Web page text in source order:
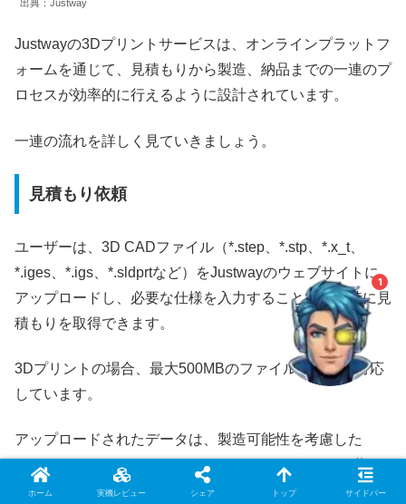
出典：Justway
Justwayの3Dプリントサービスは、オンラインプラットフ
ォームを通じて、見積もりから製造、納品までの一連のプ
ロセスが効率的に行えるように設計されています。
一連の流れを詳しく見ていきましょう。
見積もり依頼
ユーザーは、3D CADファイル（*.step、*.stp、*.x_t、
*.iges、*.igs、*.sldprtなど）をJustwayのウェブサイトに
アップロードし、必要な仕様を入力することで、瞬時に見
積もりを取得できます。
3Dプリントの場合、最大500MBのファイルサイズに対応
しています。
アップロードされたデータは、製造可能性を考慮した
DFM（Design for Manufacturing）フィードバックと共に
確認されます。
ホーム 実機レビュー シェア トップ サイドバー
1
ウノケンマンAI（β）
知りたい情報をAIがズバッとご案内！